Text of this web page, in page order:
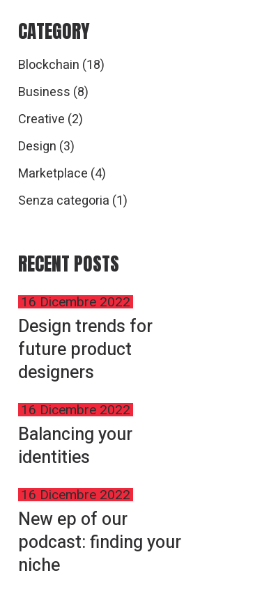
CATEGORY
Blockchain (18)
Business (8)
Creative (2)
Design (3)
Marketplace (4)
Senza categoria (1)
RECENT POSTS
16 Dicembre 2022
Design trends for
future product
designers
16 Dicembre 2022
Balancing your
identities
16 Dicembre 2022
New ep of our
podcast: finding your
niche